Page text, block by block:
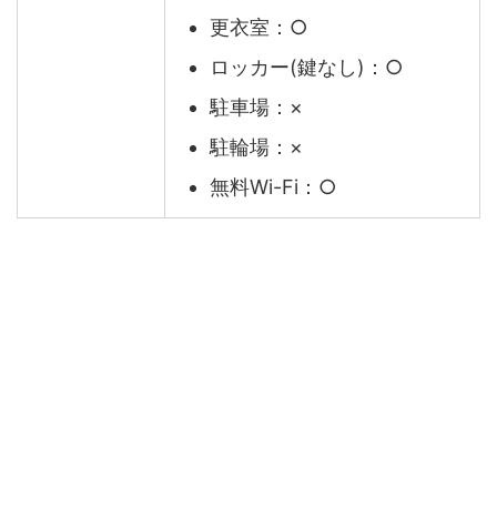
更衣室：○
ロッカー(鍵なし)：○
駐車場：×
駐輪場：×
無料Wi-Fi：○